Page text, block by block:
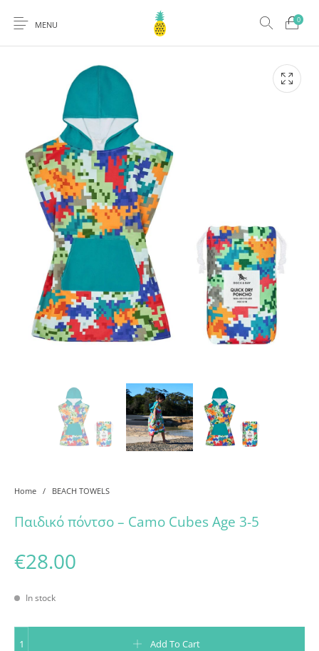
MENU 0
Home / BEACH TOWELS
Παιδικό πόντσο – Camo Cubes Age 3-5
€28.00
In stock
Add To Cart